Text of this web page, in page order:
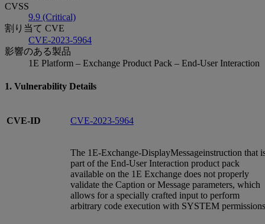
CVSS
9.9 (Critical)
割り当て CVE
CVE-2023-5964
影響のある製品
1E Platform – Exchange Product Pack – End-User Interaction
1. Vulnerability Details
CVE-ID CVE-2023-5964
The 1E-Exchange-DisplayMessageinstruction that
part of the End-User Interaction product pack
available on the 1E Exchange does not properly
validate the Caption or Message parameters, which
allows for a specially crafted input to perform
arbitrary code execution with SYSTEM